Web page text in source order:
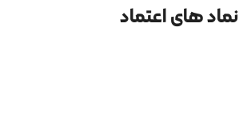
نماد های اعتماد